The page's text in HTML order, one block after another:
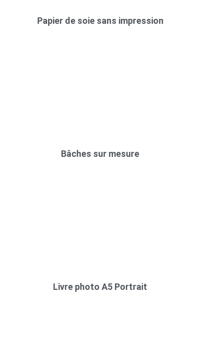
Papier de soie sans impression
Bâches sur mesure
Livre photo A5 Portrait